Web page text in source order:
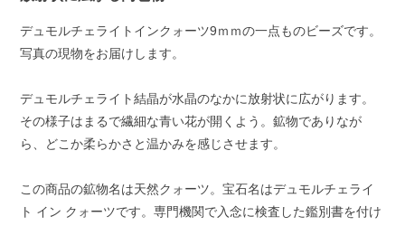
デュモルチェライトインクォーツ9ｍｍの一点ものビーズです。
写真の現物をお届けします。
デュモルチェライト結晶が水晶のなかに放射状に広がります。
その様子はまるで繊細な青い花が開くよう。鉱物でありなが
ら、どこか柔らかさと温かみを感じさせます。
この商品の鉱物名は天然クォーツ。宝石名はデュモルチェライ
ト イン クォーツです。専門機関で入念に検査した鑑別書を付け